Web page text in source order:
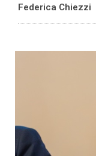
Federica Chiezzi